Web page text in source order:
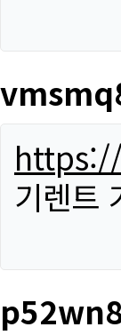
기렌트